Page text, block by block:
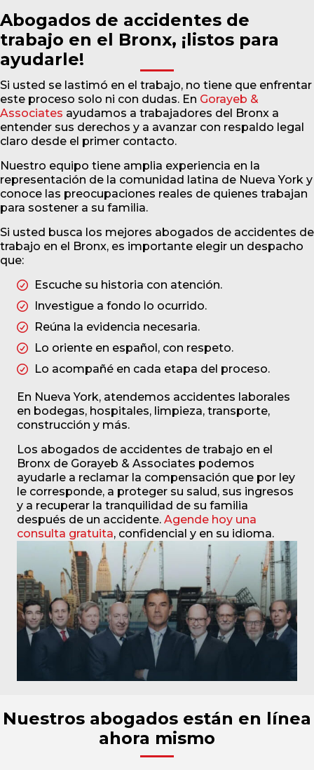
Abogados de accidentes de
trabajo en el Bronx, ¡listos para
ayudarle!
Si usted se lastimó en el trabajo, no tiene que enfrentar
este proceso solo ni con dudas. En Gorayeb &
Associates ayudamos a trabajadores del Bronx a
entender sus derechos y a avanzar con respaldo legal
claro desde el primer contacto.
Nuestro equipo tiene amplia experiencia en la
representación de la comunidad latina de Nueva York y
conoce las preocupaciones reales de quienes trabajan
para sostener a su familia.
Si usted busca los mejores abogados de accidentes de
trabajo en el Bronx, es importante elegir un despacho
que:
Escuche su historia con atención.
Investigue a fondo lo ocurrido.
Reúna la evidencia necesaria.
Lo oriente en español, con respeto.
Lo acompañé en cada etapa del proceso.
En Nueva York, atendemos accidentes laborales
en bodegas, hospitales, limpieza, transporte,
construcción y más.
Los abogados de accidentes de trabajo en el
Bronx de Gorayeb & Associates podemos
ayudarle a reclamar la compensación que por ley
le corresponde, a proteger su salud, sus ingresos
y a recuperar la tranquilidad de su familia
después de un accidente. Agende hoy una
consulta gratuita, confidencial y en su idioma.
Nuestros abogados están en línea
ahora mismo